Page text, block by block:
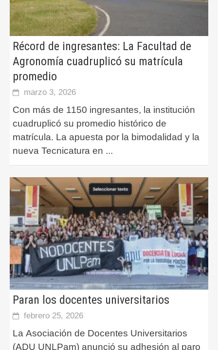
Récord de ingresantes: La Facultad de
Agronomía cuadruplicó su matrícula
promedio
marzo 3, 2026
Con más de 1150 ingresantes, la institución
cuadruplicó su promedio histórico de
matrícula. La apuesta por la bimodalidad y la
nueva Tecnicatura en ...
Paran los docentes universitarios
febrero 25, 2026
La Asociación de Docentes Universitarios
(ADU UNLPam) anunció su adhesión al paro